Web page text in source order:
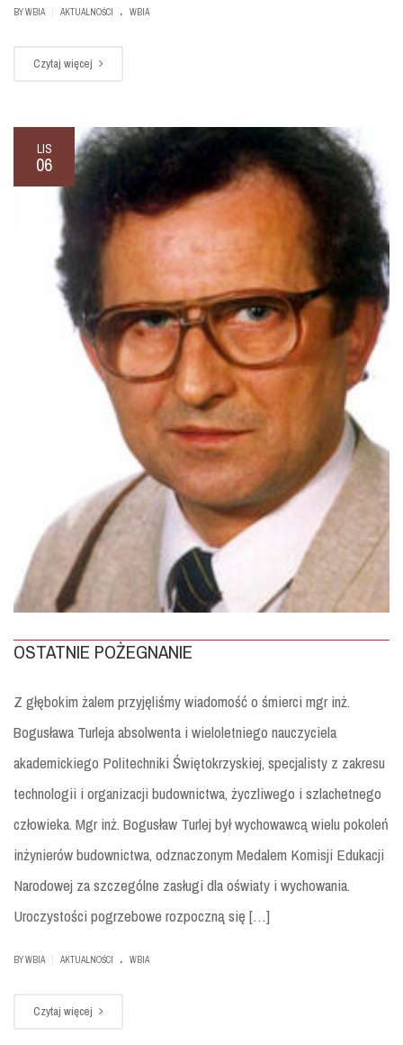
BYWBIA AKTUALNOŚCI . WBIA
Czytaj więcej
LIS
06
OSTATNIE POŻEGNANIE
Z głębokim żalem przyjęliśmy wiadomość o śmierci mgr inż.
Bogusława Turleja absolwenta i wieloletniego nauczyciela
akademickiego Politechniki Świętokrzyskiej, specjalisty z zakresu
technologii i organizacji budownictwa, życzliwego i szlachetnego
człowieka. Mgr inż. Bogusław Turlej był wychowawcą wielu pokoleń
inżynierów budownictwa, odznaczonym Medalem Komisji Edukacji
Narodowej za szczególne zasługi dla oświaty i wychowania.
Uroczystości pogrzebowe rozpoczną się […]
BYWBIA AKTUALNOŚCI . WBIA
Czytaj więcej